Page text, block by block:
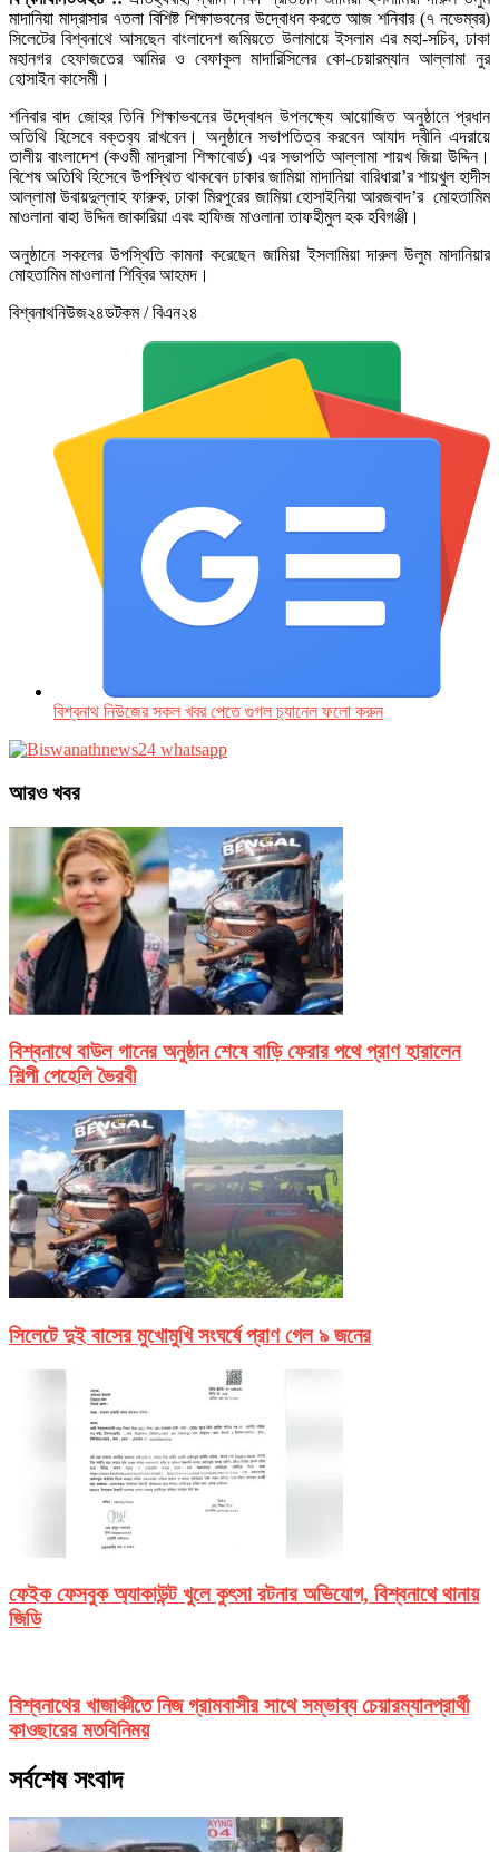
মাদানিয়া মাদ্রাসার ৭তলা বিশিষ্ট শিক্ষাভবনের উদ্বোধন করতে আজ শনিবার (৭ নভেম্বর)
সিলেটের বিশ্বনাথে আসছেন বাংলাদেশ জমিয়তে উলামায়ে ইসলাম এর মহা-সচিব, ঢাকা
মহানগর হেফাজতের আমির ও বেফাকুল মাদারিসিলের কো-চেয়ারম্যান আল্লামা নুর
হোসাইন কাসেমী।
শনিবার বাদ জোহর তিনি শিক্ষাভবনের উদ্বোধন উপলক্ষ‌্যে আয়োজিত অনুষ্ঠানে প্রধান
অতিথি হিসেবে বক্তব‌্য রাখবেন। অনুষ্ঠানে সভাপতিত্ব করবেন আযাদ দ্বীনি এদরায়ে
তালীয় বাংলাদেশ (কওমী মাদ্রাসা শিক্ষাবোর্ড) এর সভাপতি আল্লামা শায়খ জিয়া উদ্দিন।
বিশেষ অতিথি হিসেবে উপস্থিত থাকবেন ঢাকার জামিয়া মাদানিয়া বারিধারা’র শায়খুল হাদীস
আল্লামা উবায়দুল্লাহ ফারুক, ঢাকা মিরপুরের জামিয়া হোসাইনিয়া আরজবাদ’র মোহতামিম
মাওলানা বাহা উদ্দিন জাকারিয়া এবং হাফিজ মাওলানা তাফহীমুল হক হবিগঞ্জী।
অনুষ্ঠানে সকলের উপস্থিতি কামনা করেছেন জামিয়া ইসলামিয়া দারুল উলুম মাদানিয়ার
মোহতামিম মাওলানা শিব্বির আহমদ।
বিশ্বনাথনিউজ২৪ডটকম / বিএন২৪
বিশ্বনাথ নিউজের সকল খবর পেতে গুগল চ‌্যানেল ফলো করুন
আরও খবর
বিশ্বনাথে বাউল গানের অনুষ্ঠান শেষে বাড়ি ফেরার পথে প্রাণ হারালেন
শিল্পী পেহেলি ভৈরবী
সিলেটে দুই বাসের মুখোমুখি সংঘর্ষে প্রাণ গেল ৯ জনের
ফেইক ফেসবুক অ্যাকাউন্ট খুলে কুৎসা রটনার অভিযোগ, বিশ্বনাথে থানায়
জিডি
বিশ্বনাথের খাজাঞ্চীতে নিজ গ্রামবাসীর সাথে সম্ভাব্য চেয়ারম্যানপ্রার্থী
কাওছারের মতবিনিময়
সর্বশেষ সংবাদ